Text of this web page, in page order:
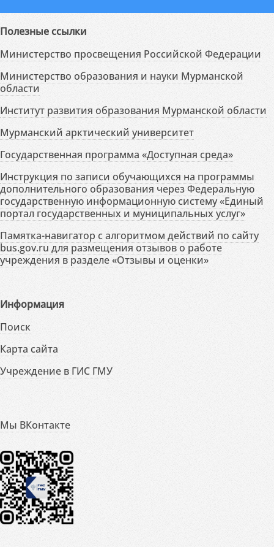
Полезные ссылки
Министерство просвещения Российской Федерации
Министерство образования и науки Мурманской
области
Институт развития образования Мурманской области
Мурманский арктический университет
Государственная программа «Доступная среда»
Инструкция по записи обучающихся на программы
дополнительного образования через Федеральную
государственную информационную систему «Единый
портал государственных и муниципальных услуг»
Памятка-навигатор с алгоритмом действий по сайту
bus.gov.ru для размещения отзывов о работе
учреждения в разделе «Отзывы и оценки»
Информация
Поиск
Карта сайта
Учреждение в ГИС ГМУ
Мы ВКонтакте